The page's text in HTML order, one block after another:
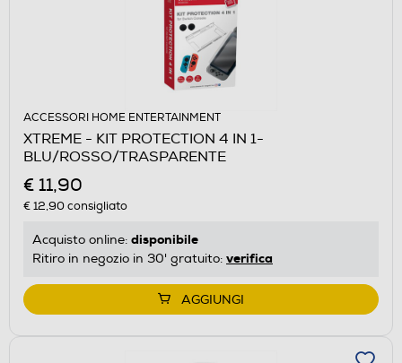
ACCESSORI HOME ENTERTAINMENT
XTREME - KIT PROTECTION 4 IN 1-
BLU/ROSSO/TRASPARENTE
€ 11,90
€ 12,90consigliato
Acquisto online: disponibile
Ritiro in negozio in 30' gratuito: verifica
AGGIUNGI